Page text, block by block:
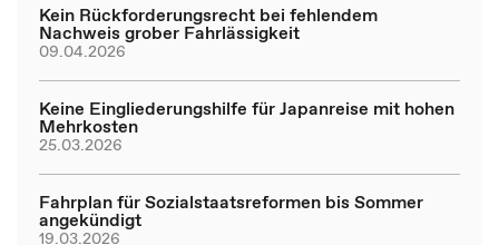
Kein Rückforderungsrecht bei fehlendem
Nachweis grober Fahrlässigkeit
09.04.2026
Keine Eingliederungshilfe für Japanreise mit hohen
Mehrkosten
25.03.2026
Fahrplan für Sozialstaatsreformen bis Sommer
angekündigt
19.03.2026